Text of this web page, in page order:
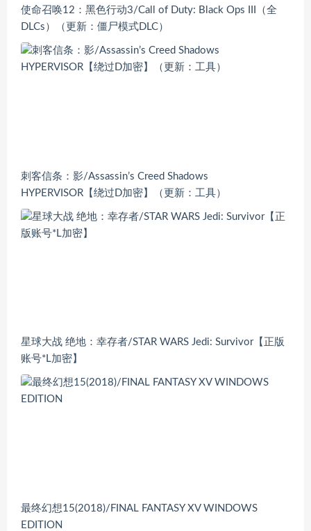
使命召唤12：黑色行动3/Call of Duty: Black Ops III（全
DLCs）（更新：僵尸模式DLC）
刺客信条：影/Assassin’s Creed Shadows
HYPERVISOR【绕过D加密】（更新：工具）
星球大战 绝地：幸存者/STAR WARS Jedi: Survivor【正版
账号*L加密】
最终幻想15(2018)/FINAL FANTASY XV WINDOWS
EDITION